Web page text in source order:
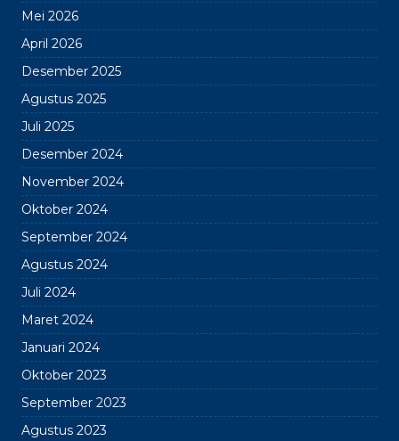
Mei 2026
April 2026
Desember 2025
Agustus 2025
Juli 2025
Desember 2024
November 2024
Oktober 2024
September 2024
Agustus 2024
Juli 2024
Maret 2024
Januari 2024
Oktober 2023
September 2023
Agustus 2023